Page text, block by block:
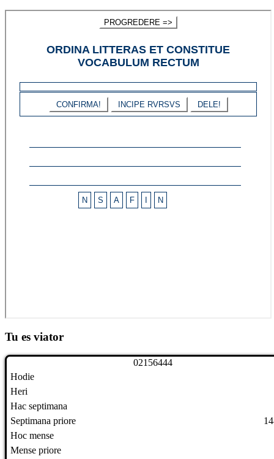
Tu es viator
02156444
Hodie
Heri
Hac septimana
Septimana priore
Hoc mense
Mense priore